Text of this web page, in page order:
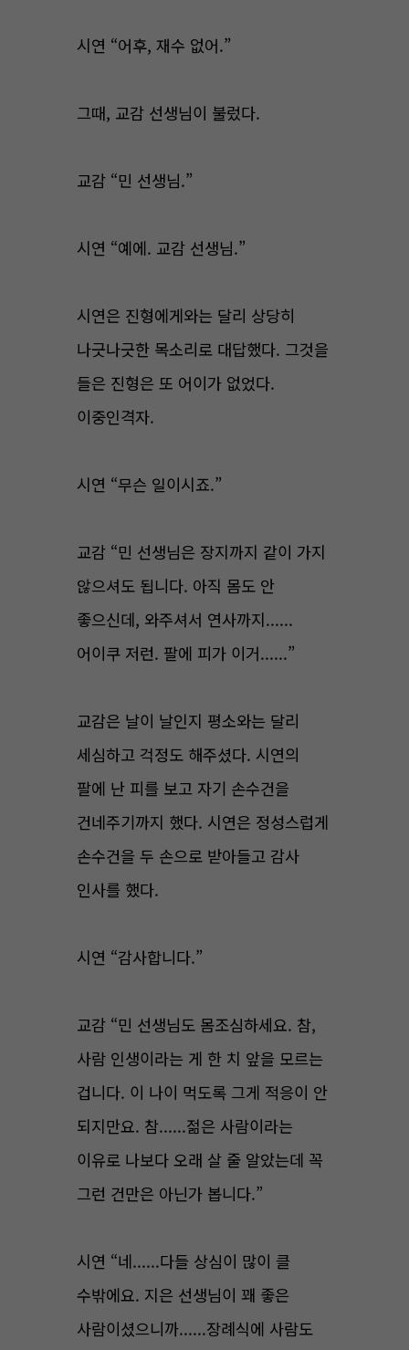
시연 “어후, 재수 없어.”
그때, 교감 선생님이 불렀다.
교감 “민 선생님.”
시연 “예에. 교감 선생님.”
시연은 진형에게와는 달리 상당히
나긋나긋한 목소리로 대답했다. 그것을
들은 진형은 또 어이가 없었다.
이중인격자.
시연 “무슨 일이시죠.”
교감 “민 선생님은 장지까지 같이 가지
않으셔도 됩니다. 아직 몸도 안
좋으신데, 와주셔서 연사까지......
어이쿠 저런. 팔에 피가 이거......”
교감은 날이 날인지 평소와는 달리
세심하고 걱정도 해주셨다. 시연의
팔에 난 피를 보고 자기 손수건을
건네주기까지 했다. 시연은 정성스럽게
손수건을 두 손으로 받아들고 감사
인사를 했다.
시연 “감사합니다.”
교감 “민 선생님도 몸조심하세요. 참,
사람 인생이라는 게 한 치 앞을 모르는
겁니다. 이 나이 먹도록 그게 적응이 안
되지만요. 참......젊은 사람이라는
이유로 나보다 오래 살 줄 알았는데 꼭
그런 건만은 아닌가 봅니다.”
시연 “네......다들 상심이 많이 클
수밖에요. 지은 선생님이 꽤 좋은
사람이셨으니까......장례식에 사람도